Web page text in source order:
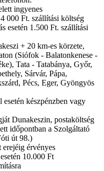
ingyenes
000 Ft. szállítási költség
esetén 1.500 Ft. szállítási
+ 20 km-es körzete,
(Siófok - Balatonkenese -
Tata - Tatabánya, Győr,
Sárvár, Pápa,
Pécs, Eger, Gyöngyös
esetén készpénzben vagy
Dunakeszin, postaköltség
időpontban a Szolgáltató
út 98.)
erejéig érvényes
10.000 Ft